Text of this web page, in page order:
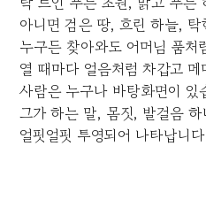
아니면 검은 땅, 흐린 하늘,
누구든 찾아와도 어머님 품처
열 때마다 얼음처럼 차갑고
사람은 누구나 바탕화면이 있
그가 하는 말, 몸짓, 발걸음 하
얼핏얼핏 투영되어 나타납니